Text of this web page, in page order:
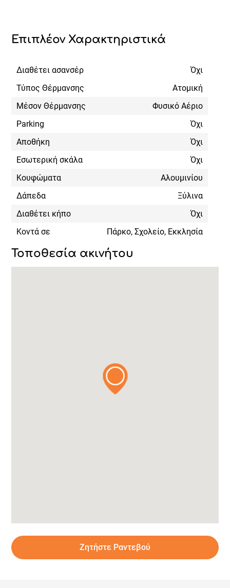
Επιπλέον Χαρακτηριστικά
Διαθέτει ασανσέρ
Όχι
Τύπος Θέρμανσης
Ατομική
Μέσον Θέρμανσης
Φυσικό Αέριο
Parking
Όχι
Αποθήκη
Όχι
Εσωτερική σκάλα
Όχι
Κουφώματα
Αλουμινίου
Δάπεδα
Ξύλινα
Διαθέτει κήπο
Όχι
Κοντά σε
Πάρκο, Σχολείο, Εκκλησία
Τοποθεσία ακινήτου
Ζητήστε Ραντεβού